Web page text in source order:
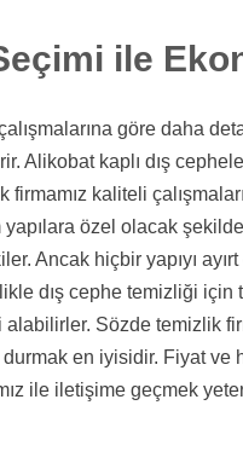
ile
göre daha
Alikobat kaplı dış
kaliteli
özel olacak
Ancak hiçbir yapıyı
dış cephe temizliği için
Sözde temizlik
en iyisidir. Fiyat ve
ile iletişime geçmek